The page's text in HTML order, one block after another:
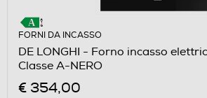
FORNI DA INCASSO
DE LONGHI - Forno incasso
Classe A-NERO
€ 354,00